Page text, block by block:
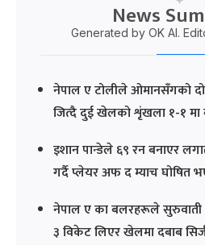
News
Generated by OK AI.
नेपाल ए टोलीले ओमानसँगको
जित्दै दुई खेलको शृंखला १-१ मा
इशान पान्डेले ६९ रन बनाएर
गर्दै प्लेयर अफ द म्याच घोषित
नेपाल ए का बलरहरूले
३ विकेट लिएर खेलमा दबाब